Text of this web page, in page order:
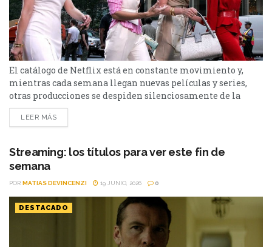
El catálogo de Netflix está en constante movimiento y,
mientras cada semana llegan nuevas películas y series,
otras producciones se despiden silenciosamente de la
plataforma. Esta vez, tres títulos muy diferentes entre sí
abandonarán el servicio en los próximos días: El bosque,
pendientes o pensabas volver a verlas,...
LEER MÁS
Streaming: los títulos para ver este fin de
semana
POR MATIAS DEVINCENZI 19 JUNIO, 2026 0
DESTACADO